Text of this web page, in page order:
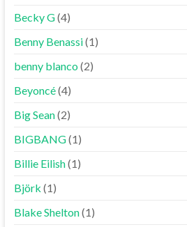
Becky G(4)
Benny Benassi(1)
benny blanco(2)
Beyoncé(4)
Big Sean(2)
BIGBANG(1)
Billie Eilish(1)
Björk (1)
Blake Shelton(1)